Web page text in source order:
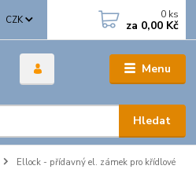
Menu
CZK
Hledat
0 ks
za 0,00 Kč
Ellock - přídavný el. zámek pro křídlové